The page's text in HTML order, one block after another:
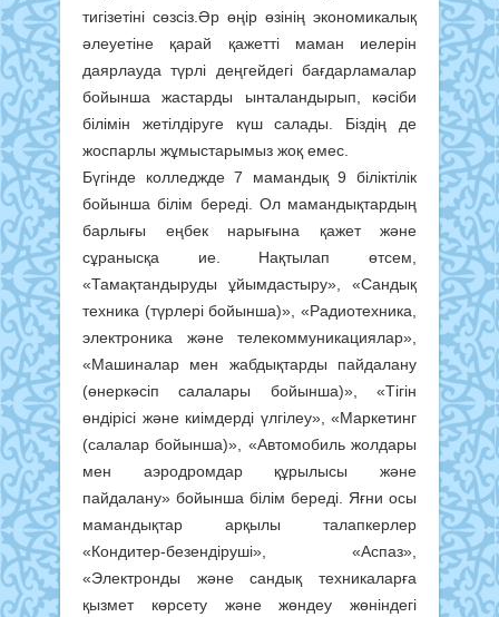
тигізетіні сөзсіз.Әр өңір өзінің экономикалық
әлеуетіне қарай қажетті маман иелерін
даярлауда түрлі деңгейдегі бағдарламалар
бойынша жастарды ынталандырып, кәсіби
білімін жетілдіруге күш салады. Біздің де
жоспарлы жұмыстарымыз жоқ емес.
Бүгінде колледжде 7 мамандық 9 біліктілік
бойынша білім береді. Ол мамандықтардың
барлығы еңбек нарығына қажет және
сұранысқа ие. Нақтылап өтсем,
«Тамақтандыруды ұйымдастыру», «Сандық
техника (түрлері бойынша)», «Радиотехника,
электроника және телекоммуникациялар»,
«Машиналар мен жабдықтарды пайдалану
(өнеркәсіп салалары бойынша)», «Тігін
өндірісі және киімдерді үлгілеу», «Маркетинг
(салалар бойынша)», «Автомобиль жолдары
мен аэродромдар құрылысы және
пайдалану» бойынша білім береді. Яғни осы
мамандықтар арқылы талапкерлер
«Кондитер-безендіруші», «Аспаз»,
«Электронды және сандық техникаларға
қызмет көрсету және жөндеу жөніндегі